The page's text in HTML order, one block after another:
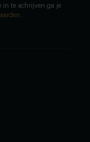
in te schrijven ga je
.